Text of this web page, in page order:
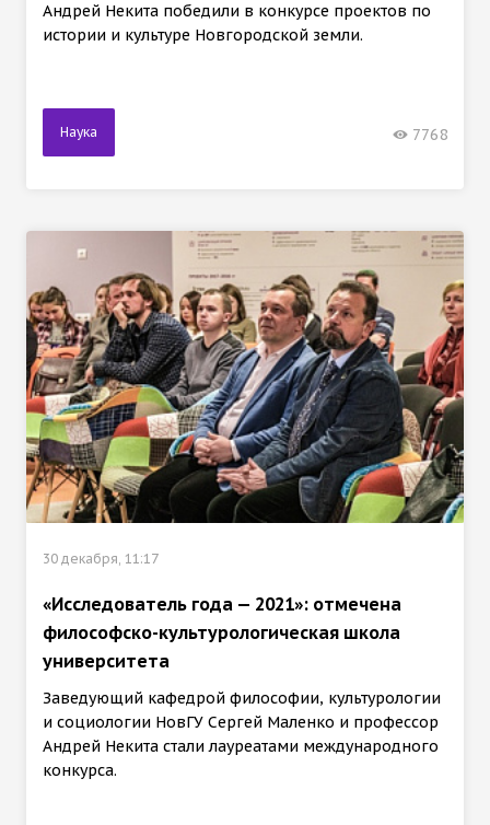
Андрей Некита победили в конкурсе проектов по
истории и культуре Новгородской земли.
Наука 7768
30 декабря, 11:17
«Исследователь года — 2021»: отмечена
философско-культурологическая школа
университета
Заведующий кафедрой философии, культурологии
и социологии НовГУ Сергей Маленко и профессор
Андрей Некита стали лауреатами международного
конкурса.